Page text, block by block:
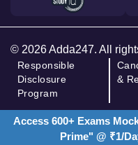
© 2026 Adda247. All
Responsible
Disclosure
Program
&
Access 600+ Exams
Prime" @ ₹1/